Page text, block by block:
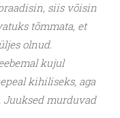
siis võisin
tõmmata, et
olnud.
kujul
kihiliseks, aga
Juuksed murduvad